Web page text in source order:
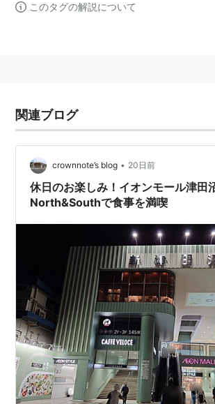
このタグの解説について
関連ブログ
crownnote’s blog • 20日前
休日のお楽しみ！イオンモール津田
North&Southで食事を満喫